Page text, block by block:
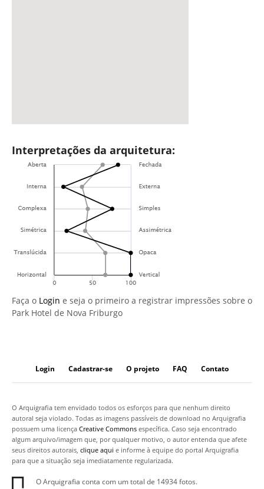
Interpretações da arquitetura:
Faça o Login e seja o primeiro a registrar impressões sobre o
Park Hotel de Nova Friburgo
Login Cadastrar-se O projeto FAQ Contato
O Arquigrafia tem envidado todos os esforços para que nenhum direito
autoral seja violado. Todas as imagens passíveis de download no Arquigrafia
possuem uma licença Creative Commons específica. Caso seja encontrado
algum arquivo/imagem que, por qualquer motivo, o autor entenda que afete
seus direitos autorais, clique aqui e informe à equipe do portal Arquigrafia
para que a situação seja imediatamente regularizada.
O Arquigrafia conta com um total de 14934 fotos.